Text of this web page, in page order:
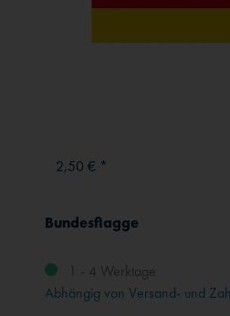
2,50 € *
Bundesflagge
1 - 4 Werktage
Abhängig von Versand- und